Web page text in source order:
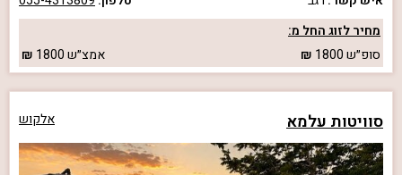
מחיר לזוג החל מ:
סופ״ש1800 אמצ״ש1800
סוויטות עלמא אלקוש